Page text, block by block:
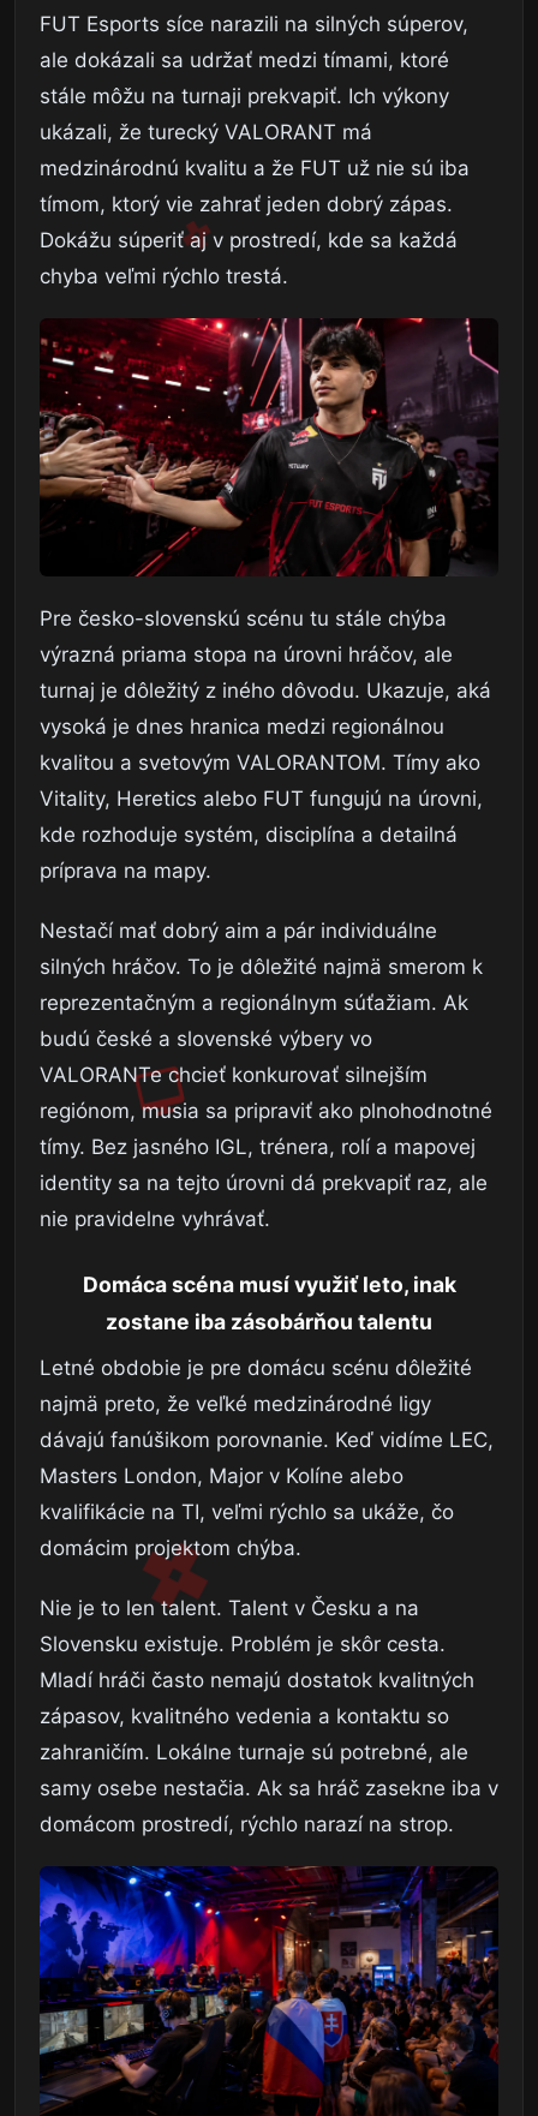
FUT Esports síce narazili na silných súperov,
ale dokázali sa udržať medzi tímami, ktoré
stále môžu na turnaji prekvapiť. Ich výkony
ukázali, že turecký VALORANT má
medzinárodnú kvalitu a že FUT už nie sú iba
tímom, ktorý vie zahrať jeden dobrý zápas.
Dokážu súperiť aj v prostredí, kde sa každá
chyba veľmi rýchlo trestá.
Pre česko-slovenskú scénu tu stále chýba
výrazná priama stopa na úrovni hráčov, ale
turnaj je dôležitý z iného dôvodu. Ukazuje, aká
vysoká je dnes hranica medzi regionálnou
kvalitou a svetovým VALORANTOM. Tímy ako
Vitality, Heretics alebo FUT fungujú na úrovni,
kde rozhoduje systém, disciplína a detailná
príprava na mapy.
Nestačí mať dobrý aim a pár individuálne
silných hráčov. To je dôležité najmä smerom k
reprezentačným a regionálnym súťažiam. Ak
budú české a slovenské výbery vo
VALORANTe chcieť konkurovať silnejším
regiónom, musia sa pripraviť ako plnohodnotné
tímy. Bez jasného IGL, trénera, rolí a mapovej
identity sa na tejto úrovni dá prekvapiť raz, ale
nie pravidelne vyhrávať.
Domáca scéna musí využiť leto, inak
zostane iba zásobárňou talentu
Letné obdobie je pre domácu scénu dôležité
najmä preto, že veľké medzinárodné ligy
dávajú fanúšikom porovnanie. Keď vidíme LEC,
Masters London, Major v Kolíne alebo
kvalifikácie na TI, veľmi rýchlo sa ukáže, čo
domácim projektom chýba.
Nie je to len talent. Talent v Česku a na
Slovensku existuje. Problém je skôr cesta.
Mladí hráči často nemajú dostatok kvalitných
zápasov, kvalitného vedenia a kontaktu so
zahraničím. Lokálne turnaje sú potrebné, ale
samy osebe nestačia. Ak sa hráč zasekne iba v
domácom prostredí, rýchlo narazí na strop.